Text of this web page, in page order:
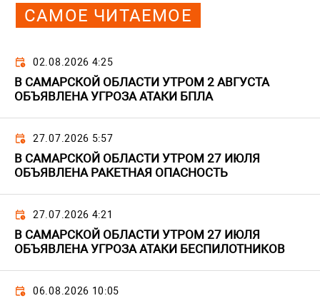
САМОЕ ЧИТАЕМОЕ
02.08.2026 4:25
В САМАРСКОЙ ОБЛАСТИ УТРОМ 2 АВГУСТА
ОБЪЯВЛЕНА УГРОЗА АТАКИ БПЛА
27.07.2026 5:57
В САМАРСКОЙ ОБЛАСТИ УТРОМ 27 ИЮЛЯ
ОБЪЯВЛЕНА РАКЕТНАЯ ОПАСНОСТЬ
27.07.2026 4:21
В САМАРСКОЙ ОБЛАСТИ УТРОМ 27 ИЮЛЯ
ОБЪЯВЛЕНА УГРОЗА АТАКИ БЕСПИЛОТНИКОВ
06.08.2026 10:05